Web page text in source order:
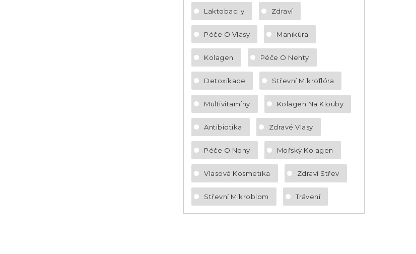
Laktobacily Zdraví
Péče O Vlasy Manikúra
Kolagen Péče O Nehty
Detoxikace Střevní Mikroflóra
Multivitamíny Kolagen Na Klouby
Antibiotika Zdravé Vlasy
Péče O Nohy Mořský Kolagen
Vlasová Kosmetika Zdraví Střev
Střevní Mikrobiom Trávení